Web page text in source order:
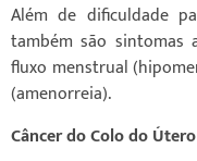
Além de dificuldade
também são sintomas
fluxo menstrual
(amenorreia).
Câncer do Colo do Útero